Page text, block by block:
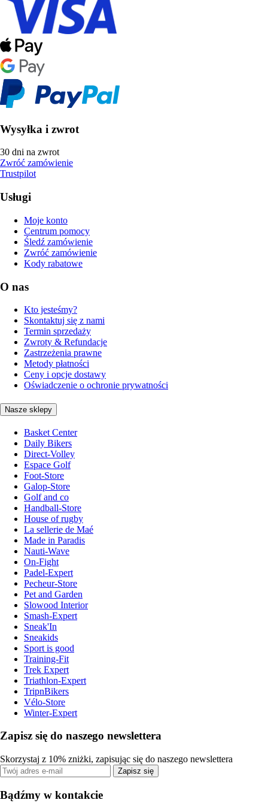
Wysyłka i zwrot
30 dni na zwrot
Zwróć zamówienie
Trustpilot
Usługi
Moje konto
Centrum pomocy
Śledź zamówienie
Zwróć zamówienie
Kody rabatowe
O nas
Kto jesteśmy?
Skontaktuj się z nami
Termin sprzedaży
Zwroty & Refundacje
Zastrzeżenia prawne
Metody płatności
Ceny i opcje dostawy
Oświadczenie o ochronie prywatności
Nasze sklepy
Basket Center
Daily Bikers
Direct-Volley
Espace Golf
Foot-Store
Galop-Store
Golf and co
Handball-Store
House of rugby
La sellerie de Maé
Made in Paradis
Nauti-Wave
On-Fight
Padel-Expert
Pecheur-Store
Pet and Garden
Slowood Interior
Smash-Expert
Sneak'In
Sneakids
Sport is good
Training-Fit
Trek Expert
Triathlon-Expert
TripnBikers
Vélo-Store
Winter-Expert
Zapisz się do naszego newslettera
Skorzystaj z 10% zniżki, zapisując się do naszego newslettera
Zapisz się
Bądźmy w kontakcie